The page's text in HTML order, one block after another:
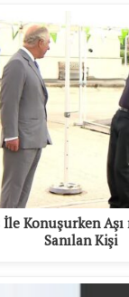
Konuşurken Aşı
Sanılan Kişi